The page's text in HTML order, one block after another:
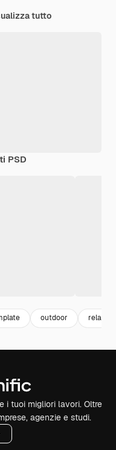
tutto
PSD
outdoor relax
i tuoi migliori lavori. Oltre
agenzie e studi.